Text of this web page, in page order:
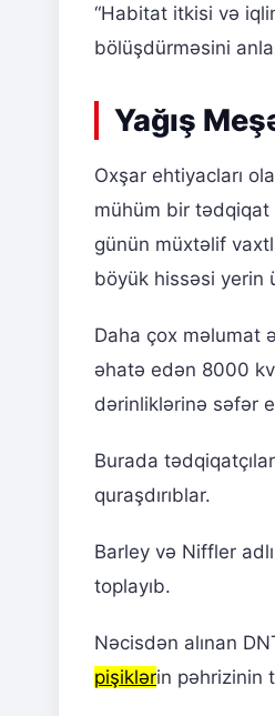
“Habitat itkisi və
bölüşdürməsini
Yağış
Oxşar ehtiyacları
mühüm bir tədqiqat
günün müxtəlif
böyük hissəsi yerin
Daha çox məlumat
əhatə edən 8000
dərinliklərinə səfər
Burada
quraşdırıblar.
Barley və Niffler
toplayıb.
Nəcisdən alınan
pişiklərin pəhrizinin